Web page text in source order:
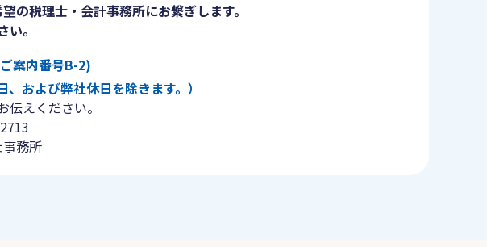
の税理士・会計事務所にお繋ぎします。
。
案内番号B-2)
および弊社休日を除きます。）
えください。
務所